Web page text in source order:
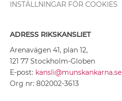
INSTÄLLNINGAR FÖR COOKIES
ADRESS RIKSKANSLIET
Arenavägen 41, plan 12,
121 77 Stockholm-Globen
E-post: kansli@munskankarna.se
Org nr: 802002-3613